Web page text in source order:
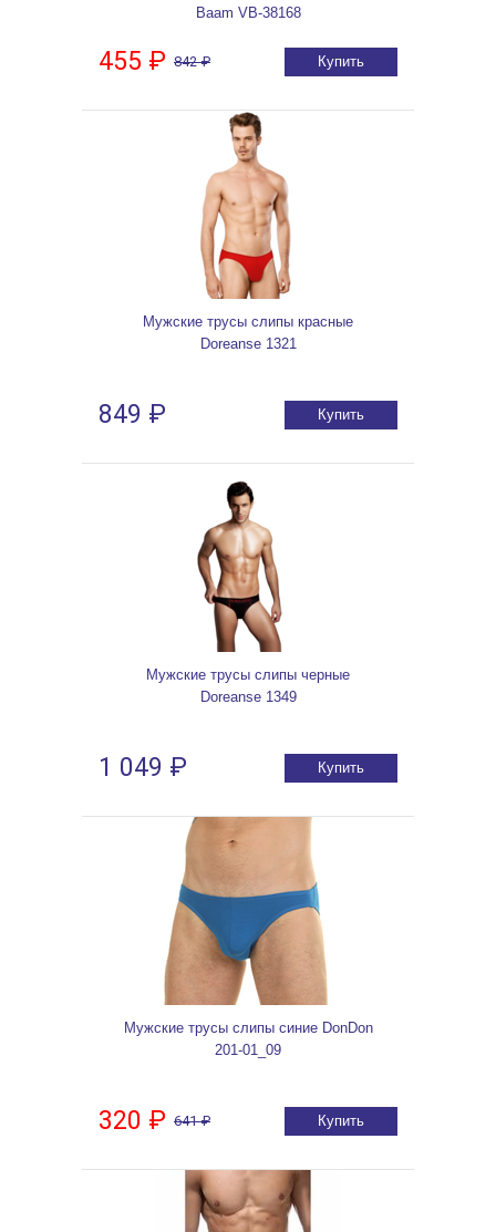
Baam VB-38168
455 ₽ 842 ₽ Купить
Мужские трусы слипы красные
Doreanse 1321
849 ₽ Купить
Мужские трусы слипы черные
Doreanse 1349
1 049 ₽ Купить
Мужские трусы слипы синие DonDon
201-01_09
320 ₽ 641 ₽ Купить